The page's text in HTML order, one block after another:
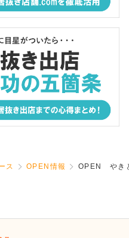
ス OPEN情報 OPEN やき